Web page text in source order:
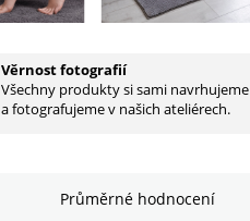
Věrnost fotografií
Všechny produkty si sami navrhujeme
a fotografujeme v našich ateliérech.
Průměrné hodnocení